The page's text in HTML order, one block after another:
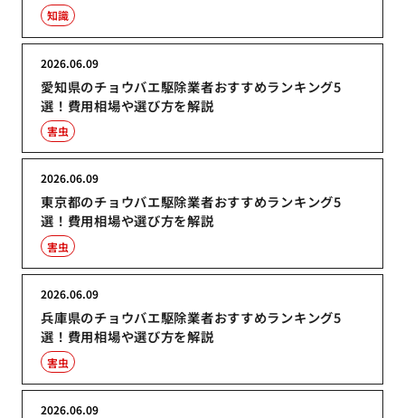
知識
愛知県のチョウバエ駆除業者おすすめランキング5
選！費用相場や選び方を解説
2026.06.09
害虫
東京都のチョウバエ駆除業者おすすめランキング5
選！費用相場や選び方を解説
2026.06.09
害虫
兵庫県のチョウバエ駆除業者おすすめランキング5
選！費用相場や選び方を解説
2026.06.09
害虫
2026.06.09